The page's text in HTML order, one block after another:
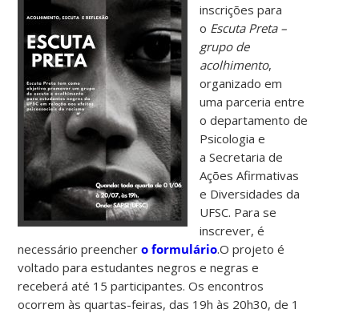
inscrições para
o Escuta Preta –
grupo de
acolhimento,
organizado em
uma parceria entre
o departamento de
Psicologia e
a Secretaria de
Ações Afirmativas
e Diversidades da
UFSC. Para se
inscrever, é
necessário preencher o formulário.O projeto é
voltado para estudantes negros e negras e
receberá até 15 participantes. Os encontros
ocorrem às quartas-feiras, das 19h às 20h30, de 1